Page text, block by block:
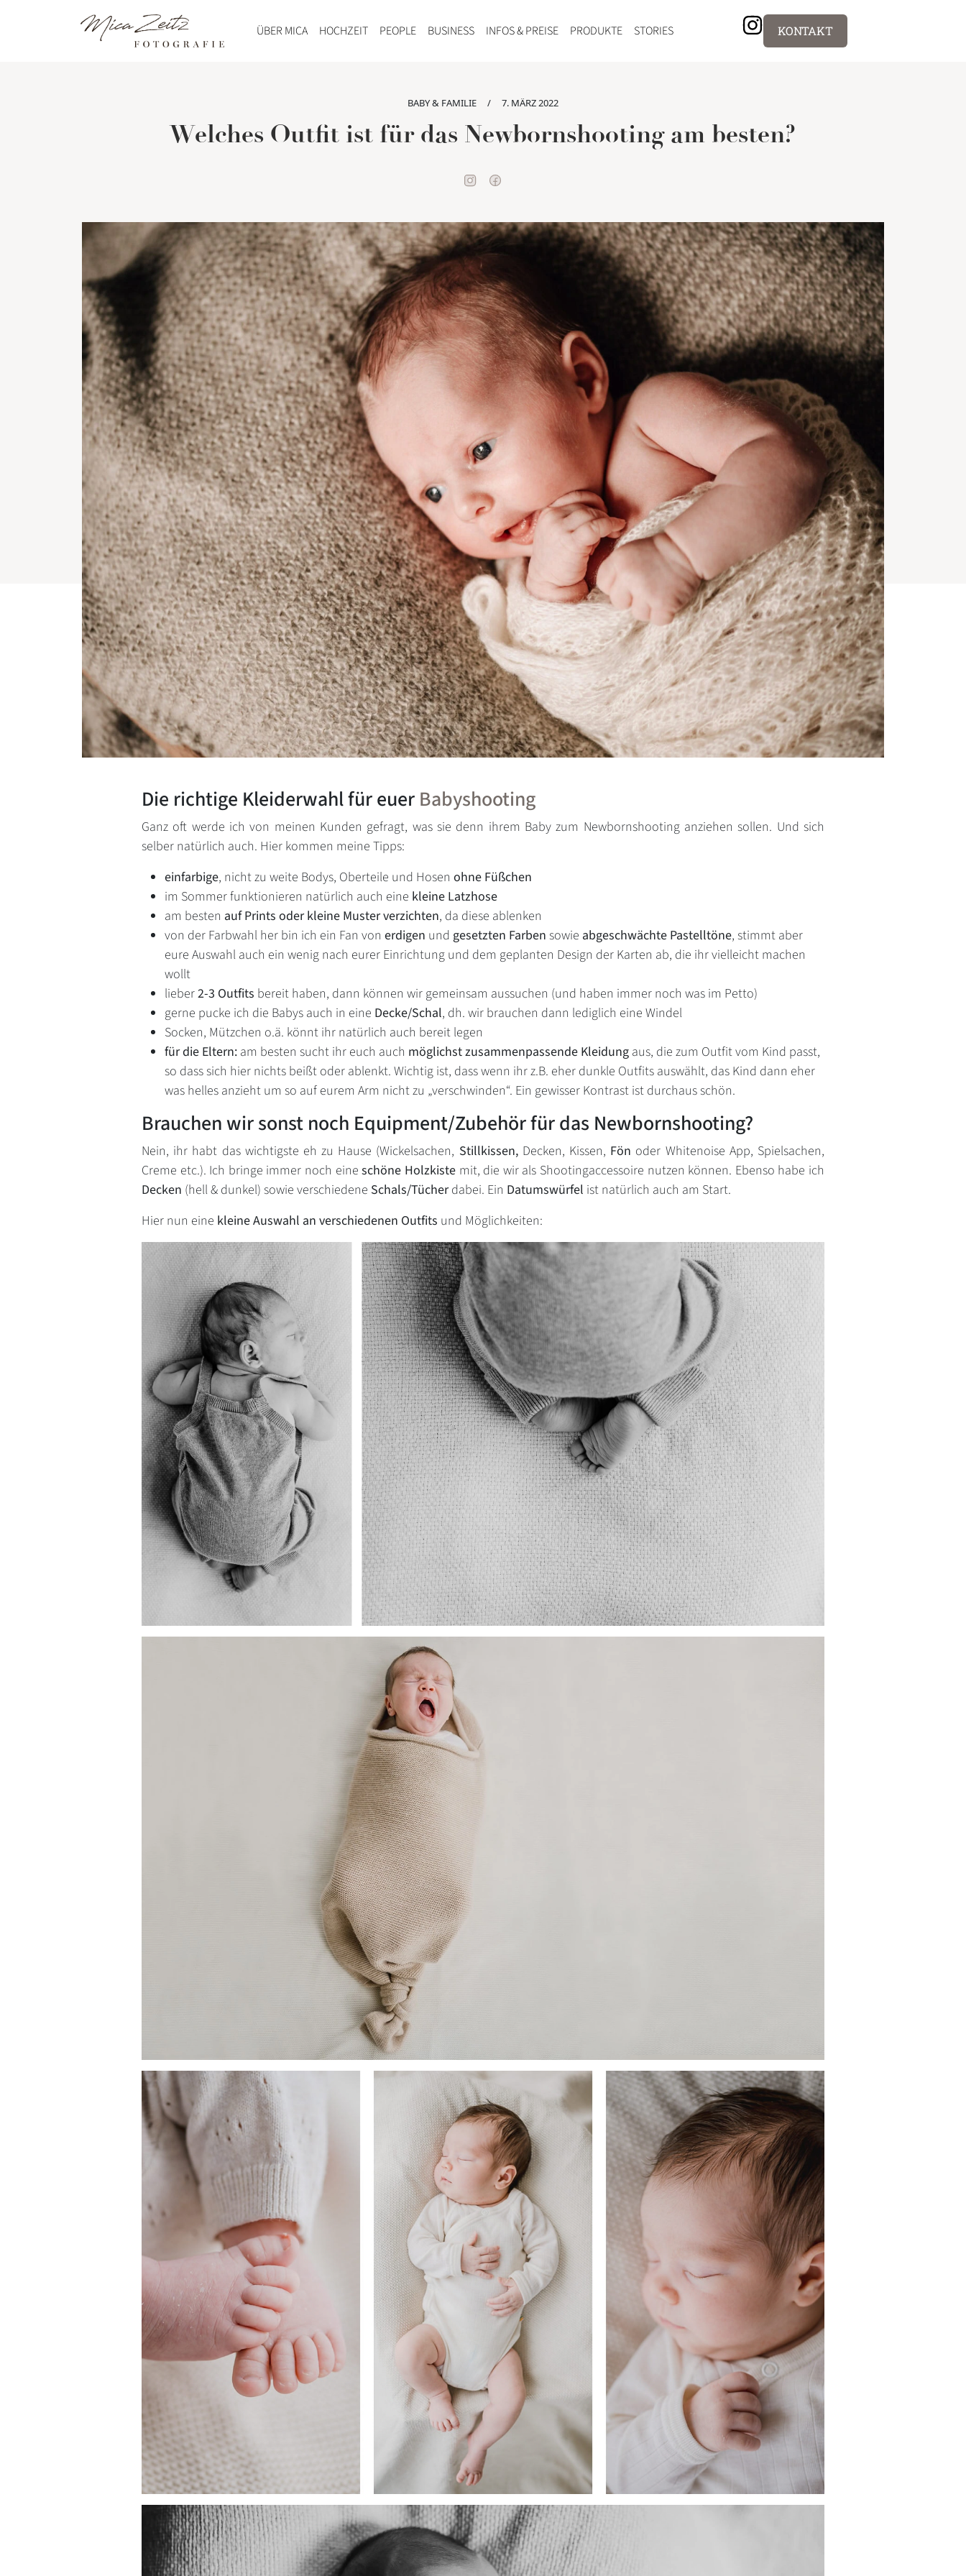
ÜBER MICA HOCHZEIT PEOPLE BUSINESS INFOS & PREISE PRODUKTE STORIES KONTAKT
BABY & FAMILIE / 7. MÄRZ 2022
Welches Outfit ist für das Newbornshooting am besten?
Die richtige Kleiderwahl für euer Babyshooting
Ganz oft werde ich von meinen Kunden gefragt, was sie denn ihrem Baby zum Newbornshooting anziehen sollen. Und sich
selber natürlich auch. Hier kommen meine Tipps:
einfarbige, nicht zu weite Bodys, Oberteile und Hosen ohne Füßchen
im Sommer funktionieren natürlich auch eine kleine Latzhose
am besten auf Prints oder kleine Muster verzichten, da diese ablenken
von der Farbwahl her bin ich ein Fan von erdigen und gesetzten Farben sowie abgeschwächte Pastelltöne, stimmt aber
eure Auswahl auch ein wenig nach eurer Einrichtung und dem geplanten Design der Karten ab, die ihr vielleicht machen
wollt
lieber2-3 Outfits bereit haben, dann können wir gemeinsam aussuchen (und haben immer noch was im Petto)
gerne pucke ich die Babys auch in eine Decke/Schal, dh. wir brauchen dann lediglich eine Windel
Socken, Mützchen o.ä. könnt ihr natürlich auch bereit legen
für die Eltern: am besten sucht ihr euch auch möglichst zusammenpassende Kleidung aus, die zum Outfit vom Kind passt,
so dass sich hier nichts beißt oder ablenkt. Wichtig ist, dass wenn ihr z.B. eher dunkle Outfits auswählt, das Kind dann eher
was helles anzieht um so auf eurem Arm nicht zu „verschwinden“. Ein gewisser Kontrast ist durchaus schön.
Brauchen wir sonst noch Equipment/Zubehör für das Newbornshooting?
Nein, ihr habt das wichtigste eh zu Hause (Wickelsachen, Stillkissen,Decken, Kissen, Fön oder Whitenoise App, Spielsachen,
Creme etc.). Ich bringe immer noch eineschöne Holzkistemit, die wir als Shootingaccessoire nutzen können. Ebenso habe ich
Decken (hell & dunkel) sowie verschiedene Schals/Tücherdabei. Ein Datumswürfel ist natürlich auch am Start.
Hier nun eine kleine Auswahl an verschiedenen Outfits und Möglichkeiten: